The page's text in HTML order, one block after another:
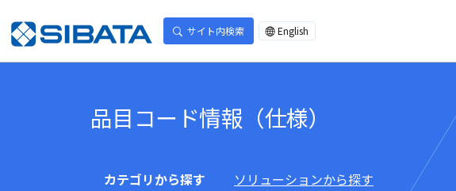
サイト内検索 English
品目コード情報（仕様）
カテゴリから探す ソリューションから探す